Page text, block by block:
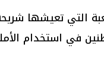
التي تعيشها
في استخدام